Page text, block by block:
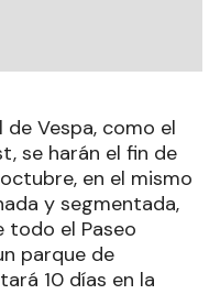
Vespa, como el
se harán el fin de
en el mismo
y segmentada,
todo el Paseo
parque de
10 días en la